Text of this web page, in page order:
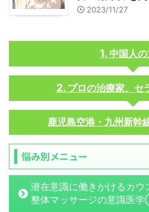
2023/11/27
中国人
プロの治療家、セ
鹿児島空港・九州新幹
悩み別メニュー
潜在意識に働きかけるカウ
整体マッサージの意識医